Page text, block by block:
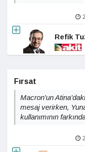
Refik
Fırsat
Macron'un
mesaj verirken,
kullanımının